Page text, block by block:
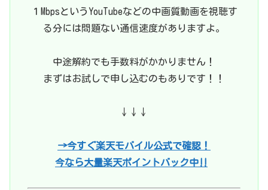
１MbpsというYouTubeなどの中画質動画を視聴す
る分には問題ない通信速度がありますよ。
中途解約でも手数料がかかりません！
まずはお試しで申し込むのもありです！！
↓↓↓
→今すぐ楽天モバイル公式で確認！
今なら大量楽天ポイントバック中‼